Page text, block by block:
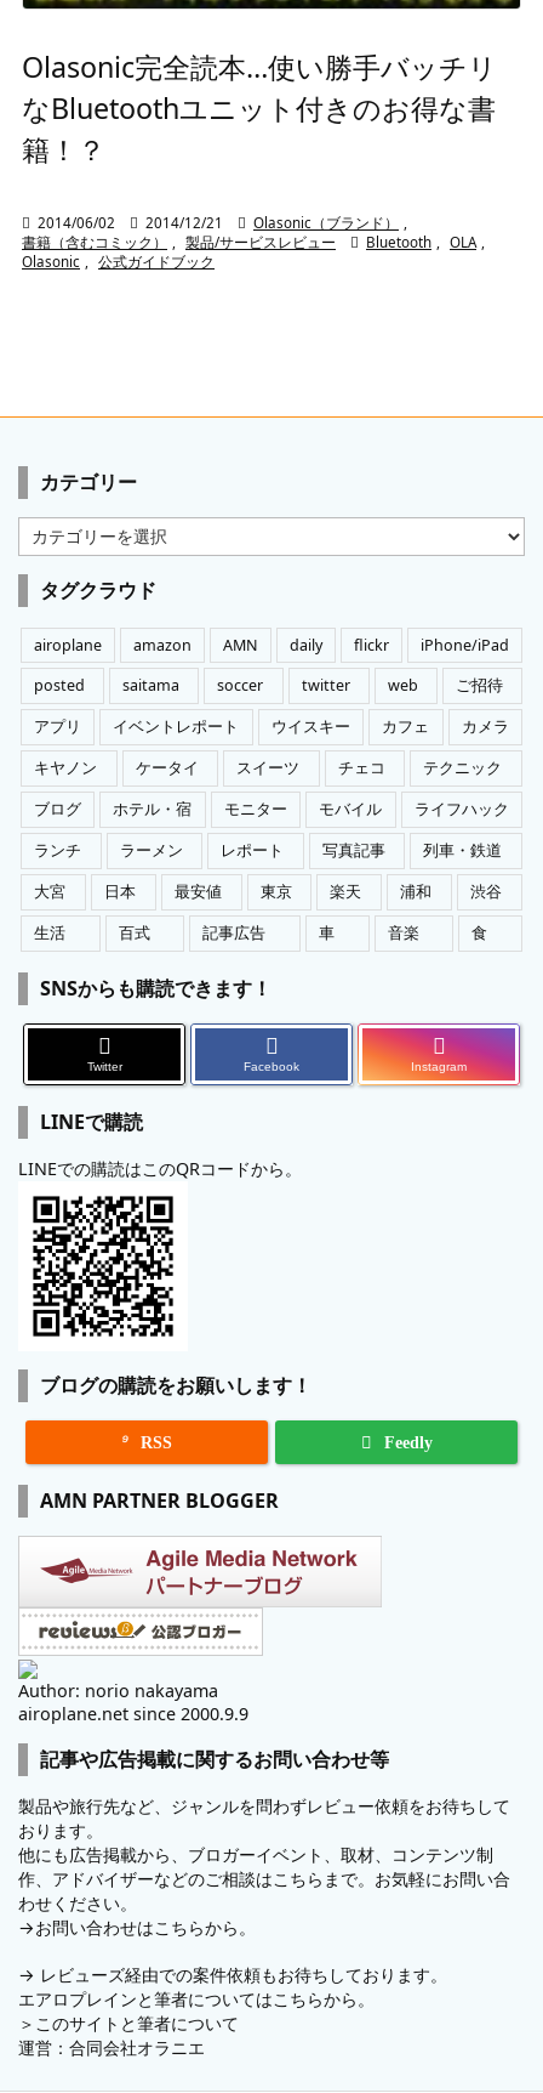
Olasonic完全読本…使い勝手バッチリ
なBluetoothユニット付きのお得な書
籍！？
 2014/06/02  2014/12/21  Olasonic（ブランド）
,
書籍（含むコミック）
, 製品/サービスレビュー  Bluetooth , OLA ,
Olasonic , 公式ガイドブック
カテゴリー
カ
テ
ゴ
リ
ー
タグクラウド
airoplane amazon AMN daily flickr
iPhone/iPad
posted
saitama soccer twitter web
ご招待
アプリ
イベントレポート ウイスキー カフェ
カメラ
キヤノン
ケータイ スイーツ チェコ
テクニック
ブログ
ホテル・宿 モニター モバイル
ライフハック
ランチ
ラーメン レポート 写真記事
列車・鉄道
大宮
日本 最安値 東京 楽天 浦和
渋谷
生活
百式 記事広告 車 音楽 食
SNSからも購読できます！
Twitter Facebook Instagram
LINEで購読
LINEでの購読はこのQRコードから。
ブログの購読をお願いします！
 RSS Feedly
AMN PARTNER BLOGGER
Author: norio nakayama
airoplane.net since 2000.9.9
記事や広告掲載に関するお問い合わせ等
製品や旅行先など、ジャンルを問わずレビュー依頼をお待ちして
おります。
他にも広告掲載から、ブロガーイベント、取材、コンテンツ制
作、アドバイザーなどのご相談はこちらまで。お気軽にお問い合
わせください。
→お問い合わせはこちらから。
→ レビューズ経由での案件依頼もお待ちしております。
エアロプレインと筆者についてはこちらから。
＞ このサイトと筆者について
運営： 合同会社オラニエ